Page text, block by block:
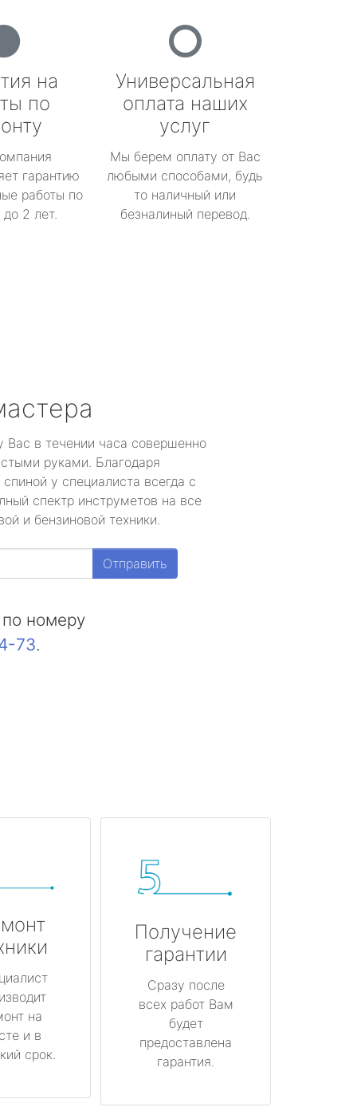
на
по
гарантию
работы по
2 лет.
Универсальная
оплата наших
услуг
Мы берем оплату от Вас
любыми способами, будь
то наличный или
безналиный перевод.
Вас в течении часа совершенно
руками. Благодаря
у специалиста всегда с
спектр инструметов на все
и бензиновой техники.
Отправить
номеру
73.
на
и в
срок.
Получение
гарантии
Сразу после
всех работ Вам
будет
предоставлена
гарантия.